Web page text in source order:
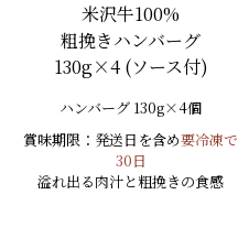
米沢牛100%
粗挽きハンバーグ
130g×4 (ソース付)
ハンバーグ 130g×4個
賞味期限：発送日を含め要冷凍で
30日
溢れ出る肉汁と粗挽きの食感